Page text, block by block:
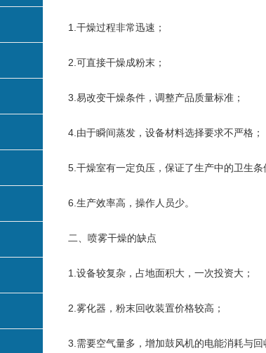
1.干燥过程非常迅速；
2.可直接干燥成粉末；
3.易改变干燥条件，调整产品质量标准；
4.由于瞬间蒸发，设备材料选择要求不严格；
5.干燥室有一定负压，保证了生产中的卫生
6.生产效率高，操作人员少。
二、喷雾干燥的缺点
1.设备较复杂，占地面积大，一次投资大；
2.雾化器，粉末回收装置价格较高；
3.需要空气量多，增加鼓风机的电能消耗与回